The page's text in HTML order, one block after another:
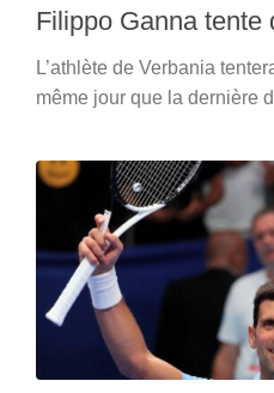
Filippo Ganna tente
L’athlète de Verbania
même jour que la dernière